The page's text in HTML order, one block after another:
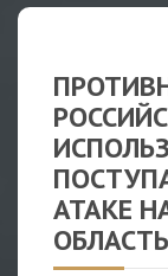
АТАКЕ
ОБЛАСТЬ